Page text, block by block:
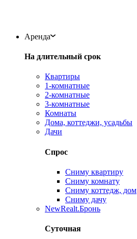
Аренда
На длительный срок
Квартиры
1-комнатные
2-комнатные
3-комнатные
Комнаты
Дома, коттеджи, усадьбы
Дачи
Спрос
Сниму квартиру
Сниму комнату
Сниму коттедж, дом
Сниму дачу
NewRealt.Бронь
Суточная